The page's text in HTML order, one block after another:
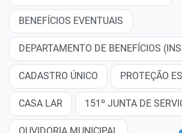
BENEFÍCIOS EVENTUAIS
DEPARTAMENTO DE BENEFÍCIOS
CADASTRO ÚNICO PROTEÇÃO
CASA LAR 151º JUNTA DE